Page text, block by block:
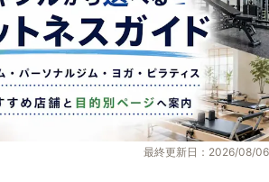
最終更新日：2026/08/06